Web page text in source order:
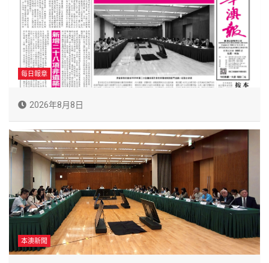
每日報章
2026年8月8日
本澳新聞